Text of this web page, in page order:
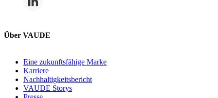
Über VAUDE
Eine zukunftsfähige Marke
Karriere
Nachhaltigkeitsbericht
VAUDE Storys